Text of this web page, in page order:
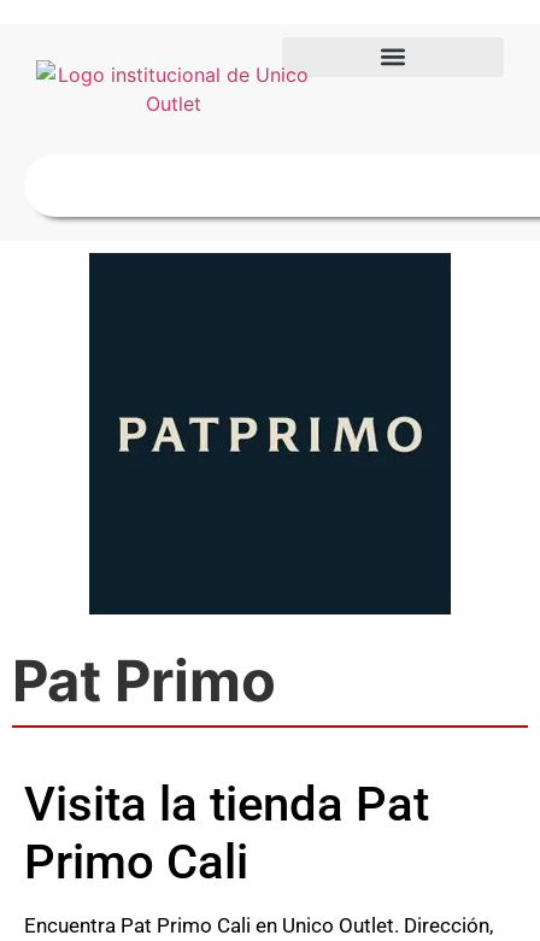
Pat Primo
Visita la tienda Pat
Primo Cali
Encuentra Pat Primo Cali en Unico Outlet. Dirección,